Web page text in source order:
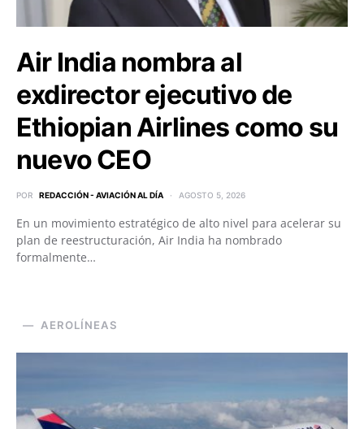
Air India nombra al
exdirector ejecutivo de
Ethiopian Airlines como su
nuevo CEO
POR REDACCIÓN - AVIACIÓN AL DÍA AGOSTO 5, 2026
En un movimiento estratégico de alto nivel para acelerar su
plan de reestructuración, Air India ha nombrado
formalmente…
AEROLÍNEAS